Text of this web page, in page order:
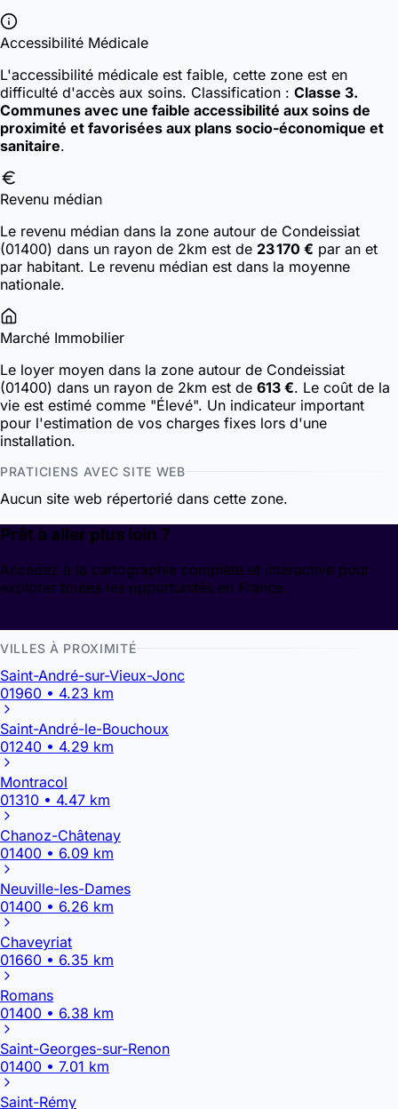
Accessibilité Médicale
L'accessibilité médicale est faible, cette zone est en
difficulté d'accès aux soins. Classification : Classe 3.
Communes avec une faible accessibilité aux soins de
proximité et favorisées aux plans socio-économique et
sanitaire.
Revenu médian
Le revenu médian dans la zone autour de Condeissiat
(01400) dans un rayon de 2km est de 23 170 € par an et
par habitant. Le revenu médian est dans la moyenne
nationale.
Marché Immobilier
Le loyer moyen dans la zone autour de Condeissiat
(01400) dans un rayon de 2km est de 613 €. Le coût de la
vie est estimé comme "Élevé". Un indicateur important
pour l'estimation de vos charges fixes lors d'une
installation.
PRATICIENS AVEC SITE WEB
Aucun site web répertorié dans cette zone.
Prêt à aller plus loin ?
Accédez à la cartographie complète et interactive pour
explorer toutes les opportunités en France.
VILLES À PROXIMITÉ
Saint-André-sur-Vieux-Jonc
01960 • 4.23 km
Saint-André-le-Bouchoux
01240 • 4.29 km
Montracol
01310 • 4.47 km
Chanoz-Châtenay
01400 • 6.09 km
Neuville-les-Dames
01400 • 6.26 km
Chaveyriat
01660 • 6.35 km
Romans
01400 • 6.38 km
Saint-Georges-sur-Renon
01400 • 7.01 km
Saint-Rémy